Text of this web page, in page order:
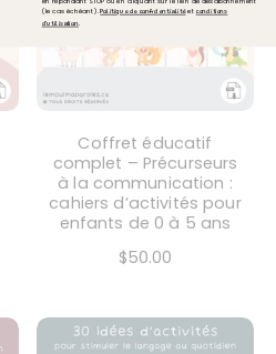
Coffret éducatif
complet – Précurseurs
à la communication :
cahiers d’activités pour
enfants de 0 à 5 ans
$50.00
(le cas échéant).Politique de confidentialitéet conditions
d'utilisation.